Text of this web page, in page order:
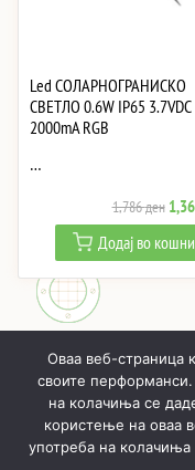
Led СОЛАРНОГРАНИСКО
СВЕТЛО 0.6W IP65 3.7VDC
2000mA RGB
…
1,786ден
price
was:
Додај во
ПОЧНУВАЈЌИ
Оваа веб-страница
своите
на колачиња се
користење на оваа
употреба на